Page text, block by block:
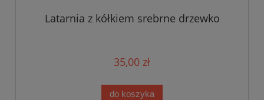
Latarnia z kółkiem srebrne drzewko
35,00 zł
do koszyka